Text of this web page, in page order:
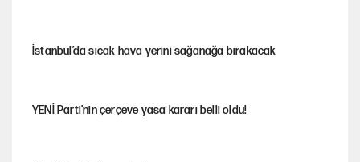
İstanbul’da sıcak hava yerini sağanağa bırakacak
YENİ Parti'nin çerçeve yasa kararı belli oldu!